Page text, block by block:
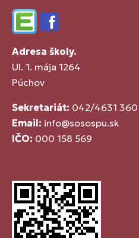
EdupageFacebook
Adresa školy.
Ul. 1. mája 1264
Púchov
Sekretariát: 042/4631 360
Email: info@sosospu.sk
IČO: 000 158 569